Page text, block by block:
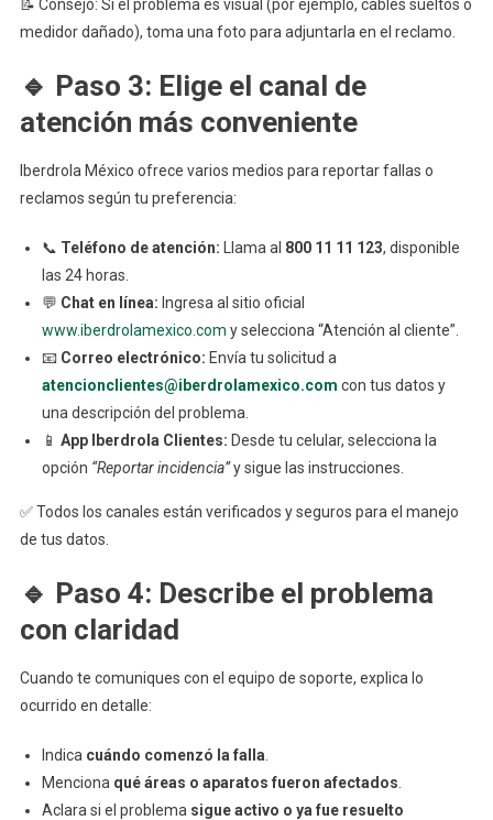
📝 Consejo: Si el problema es visual (por ejemplo, cables sueltos o
medidor dañado), toma una foto para adjuntarla en el reclamo.
🔹 Paso 3: Elige el canal de
atención más conveniente
Iberdrola México ofrece varios medios para reportar fallas o
reclamos según tu preferencia:
📞 Teléfono de atención: Llama al 800 11 11 123, disponible
las 24 horas.
💬 Chat en línea: Ingresa al sitio oficial
www.iberdrolamexico.com y selecciona “Atención al cliente”.
📧 Correo electrónico: Envía tu solicitud a
atencionclientes@iberdrolamexico.com con tus datos y
una descripción del problema.
📱 App Iberdrola Clientes: Desde tu celular, selecciona la
opción “Reportar incidencia”y sigue las instrucciones.
✅ Todos los canales están verificados y seguros para el manejo
de tus datos.
🔹 Paso 4: Describe el problema
con claridad
Cuando te comuniques con el equipo de soporte, explica lo
ocurrido en detalle:
Indica cuándo comenzó la falla
Menciona qué áreas o aparatos fueron afectados
Aclara si el problema sigue activo o ya fue resuelto